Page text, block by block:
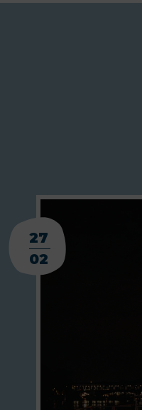
27
02